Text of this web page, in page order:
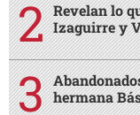
Revelan lo
Izaguirre y
hermana